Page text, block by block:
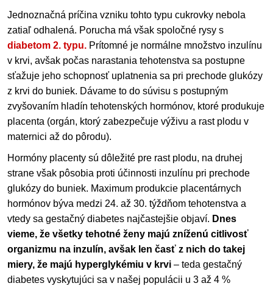
Jednoznačná príčina vzniku tohto typu cukrovky nebola
zatiaľ odhalená. Porucha má však spoločné rysy s
diabetom 2. typu. Prítomné je normálne množstvo inzulínu
v krvi, avšak počas narastania tehotenstva sa postupne
sťažuje jeho schopnosť uplatnenia sa pri prechode glukózy
z krvi do buniek. Dávame to do súvisu s postupným
zvyšovaním hladín tehotenských hormónov, ktoré produkuje
placenta (orgán, ktorý zabezpečuje výživu a rast plodu v
maternici až do pôrodu).
Hormóny placenty sú dôležité pre rast plodu, na druhej
strane však pôsobia proti účinnosti inzulínu pri prechode
glukózy do buniek. Maximum produkcie placentárnych
hormónov býva medzi 24. až 30. týždňom tehotenstva a
vtedy sa gestačný diabetes najčastejšie objaví. Dnes
vieme, že všetky tehotné ženy majú zníženú citlivosť
organizmu na inzulín, avšak len časť z nich do takej
miery, že majú hyperglykémiu v krvi – teda gestačný
diabetes vyskytujúci sa v našej populácii u 3 až 4 %